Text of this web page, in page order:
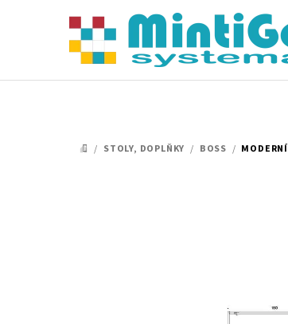
DOMŮ
/ STOLY, DOPLŇKY / BOSS /